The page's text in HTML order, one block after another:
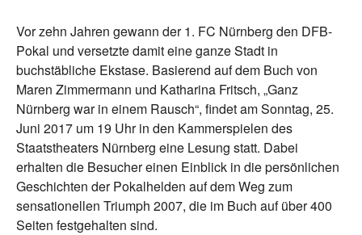
Vor zehn Jahren gewann der 1. FC Nürnberg den DFB-
Pokal und versetzte damit eine ganze Stadt in
buchstäbliche Ekstase. Basierend auf dem Buch von
Maren Zimmermann und Katharina Fritsch, „Ganz
Nürnberg war in einem Rausch“, findet am Sonntag, 25.
Juni 2017 um 19 Uhr in den Kammerspielen des
Staatstheaters Nürnberg eine Lesung statt. Dabei
erhalten die Besucher einen Einblick in die persönlichen
Geschichten der Pokalhelden auf dem Weg zum
sensationellen Triumph 2007, die im Buch auf über 400
Seiten festgehalten sind.